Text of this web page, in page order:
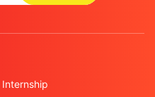
Internship